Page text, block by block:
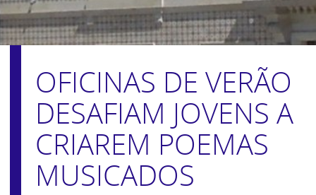
OFICINAS DE VERÃO
DESAFIAM JOVENS A
CRIAREM POEMAS
MUSICADOS